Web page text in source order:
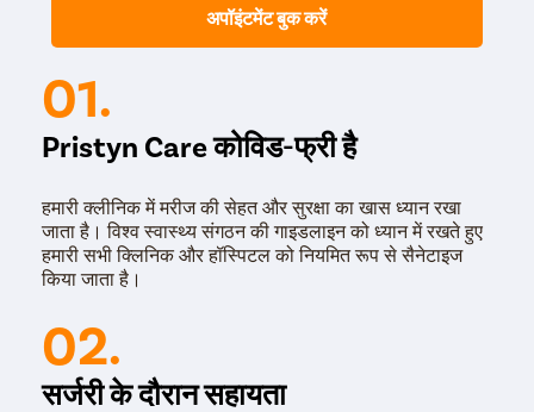
अपॉइंटमेंट बुक करें
01.
Pristyn Care कोविड-फ्री है
हमारी क्लीनिक में मरीज की सेहत और सुरक्षा का खास ध्यान रखा
जाता है। विश्व स्वास्थ्य संगठन की गाइडलाइन को ध्यान में रखते हुए
हमारी सभी क्लिनिक और हॉस्पिटल को नियमित रूप से सैनेटाइज
किया जाता है।
02.
सर्जरी के दौरान सहायता